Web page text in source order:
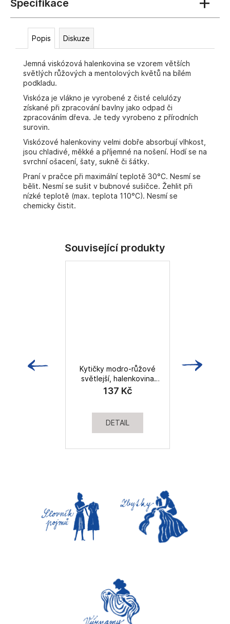
Popis Diskuze
Jemná viskózová halenkovina se vzorem větších
světlých růžových a mentolových květů na bílém
podkladu.
Viskóza je vlákno je vyrobené z čisté celulózy
získané při zpracování bavlny jako odpad či
zpracováním dřeva. Je tedy vyrobeno z přírodních
surovin.
Viskózové halenkoviny velmi dobře absorbují vlhkost,
jsou chladivé, měkké a příjemné na nošení. Hodí se na
svrchní ošacení, šaty, sukně či šátky.
Praní v pračce při maximální teplotě 30°C. Nesmí se
bělit. Nesmí se sušit v bubnové sušičce. Žehlit při
nízké teplotě (max. teplota 110°C). Nesmí se
chemicky čistit.
Kytičky modro-růžové
světlejší, halenkovina
viskózová
137 Kč
DETAIL
m